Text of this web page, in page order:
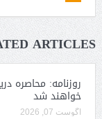
ARTICLES
روزنامه: محاصره
خواهند شد
آگوست 07, 2026